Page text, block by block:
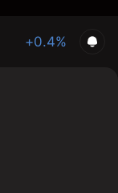
+0.4%